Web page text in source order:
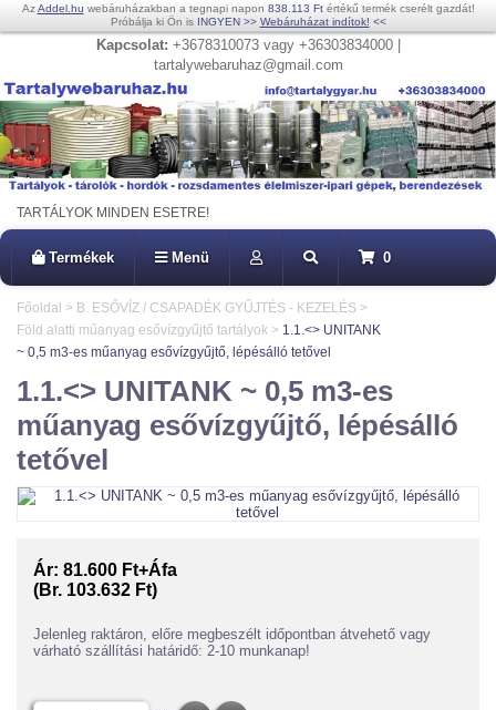
AzAddel.hu webáruházakban a tegnapi napon 838.113 Ftértékű termék cserélt gazdát!
Próbálja ki Ön is INGYEN >> Webáruházat indítok! <<
Kapcsolat: +3678310073 vagy +36303834000 |
tartalywebaruhaz@gmail.com
TARTÁLYOK MINDEN ESETRE!
Termékek Menü 0
Főoldal > B. ESŐVÍZ / CSAPADÉK GYŰJTÉS - KEZELÉS >
Föld alatti műanyag esővízgyűjtő tartályok > 1.1.<> UNITANK
~ 0,5 m3-es műanyag esővízgyűjtő, lépésálló tetővel
1.1.<> UNITANK ~ 0,5 m3-es
műanyag esővízgyűjtő, lépésálló
tetővel
Ár: 81.600 Ft+Áfa
(Br. 103.632 Ft)
Jelenleg raktáron, előre megbeszélt időpontban átvehető vagy
várható szállítási határidő: 2-10 munkanap!